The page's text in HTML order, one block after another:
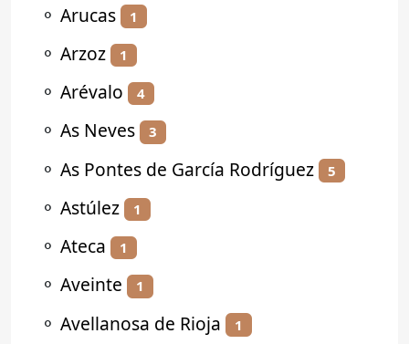
⚬ Arucas 1
⚬ Arzoz 1
⚬ Arévalo 4
⚬ As Neves 3
⚬ As Pontes de García Rodríguez 5
⚬ Astúlez 1
⚬ Ateca 1
⚬ Aveinte 1
⚬ Avellanosa de Rioja 1